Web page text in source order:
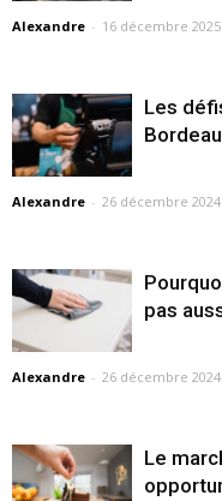
Alexandre - 16 décembre 2025
Les
Alexandre - 26 décembre 2024
pas
Alexandre - 26 décembre 2024
Le